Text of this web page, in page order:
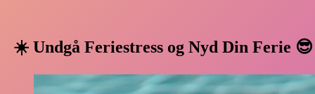
☀️ Undgå Feriestress og Nyd Din Ferie 😎